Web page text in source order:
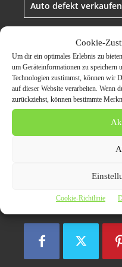
Cookie-
Um dir ein optimales Erlebnis zu
um Geräteinformationen zu speichern
Technologien zustimmst, können wir
auf dieser Website verarbeiten. Wenn
zurückziehst, können bestimmte
Cookie-Richtlinie
Auto defekt
Auto kaputt
Auto ohne TÜV
Autoankauf
Autoankauf
Fahrzeuge mit